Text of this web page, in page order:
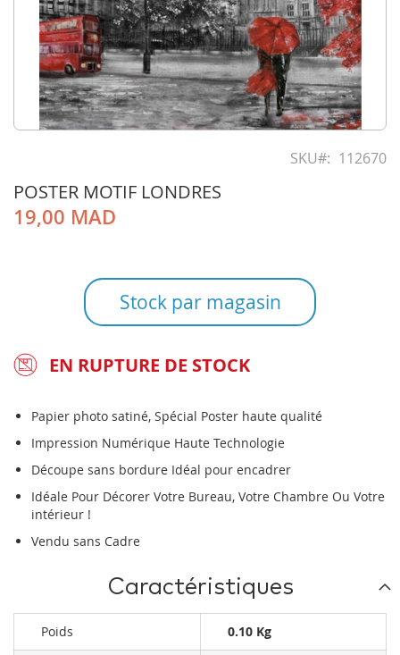
SKU 112670
POSTER MOTIF LONDRES
19,00 MAD
Stock par magasin
EN RUPTURE DE STOCK
Papier photo satiné, Spécial Poster haute qualité
Impression Numérique Haute Technologie
Découpe sans bordure Idéal pour encadrer
Idéale Pour Décorer Votre Bureau, Votre Chambre Ou Votre
intérieur !
Vendu sans Cadre
beginning
of
the
Caractéristiques
Poids 0.10 Kg